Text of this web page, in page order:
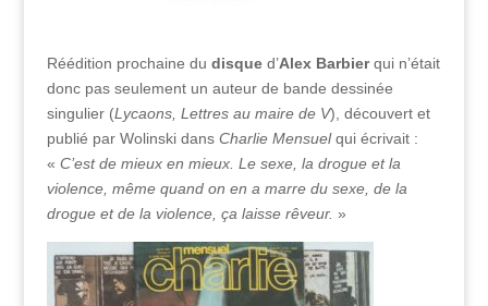
Réédition prochaine du disque d’Alex Barbierqui n’était
donc pas seulement un auteur de bande dessinée
singulier (Lycaons, Lettres au maire de V), découvert et
publié par Wolinski dans Charlie Mensuelqui écrivait :
« C’est de mieux en mieux. Le sexe, la drogue et la
violence, même quand on en a marre du sexe, de la
drogue et de la violence, ça laisse rêveur. »